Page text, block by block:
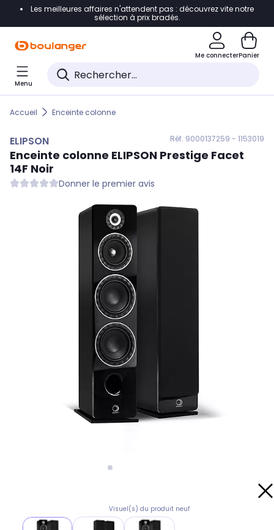
Accéder directement à la navigation
Accéder directement au pied de page
Accéder directement au chatbot
Les meilleures affaires n'attendent pas : découvrez vite notre
sélection à prix bradés.
Me connecterPanier
Menu
Accueil Enceinte colonne
ELIPSON Réf. 9000137259 - 1153019
Enceinte colonne ELIPSON Prestige Facet
14F Noir
Donner le premier avis
Visuel(s) du produit neuf